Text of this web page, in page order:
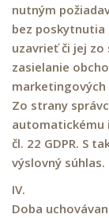
nutným
bez poskytnutia
uzavrieť či jej
zasielanie
Zo strany
automatickému
čl. 22 GDPR. S
výslovný súhlas.
IV.
Doba